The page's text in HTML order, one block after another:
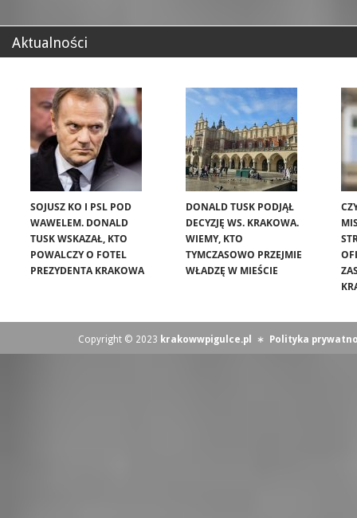
Aktualności
SOJUSZ KO I PSL POD
WAWELEM. DONALD
TUSK WSKAZAŁ, KTO
POWALCZY O FOTEL
PREZYDENTA KRAKOWA
DONALD TUSK PODJĄŁ
DECYZJĘ WS. KRAKOWA.
WIEMY, KTO
TYMCZASOWO PRZEJMIE
WŁADZĘ W MIEŚCIE
Copyright © 2023 krakowwpigulce.pl ∗ Polityka